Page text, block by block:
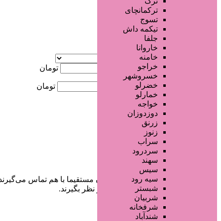
ترکمانچای
تسوج
تیکمه داش
جلفا
خاروانا
خامنه
خراجو
خسروشهر
خضرلو
خمارلو
خواجه
دوزدوزان
زرنق
زنوز
سراب
سردرود
سهند
سیس
سیه رود
شبستر
شربیان
شرفخانه
شندآباد
آگهی ویژه
کمترین قیمت
تومان
بیشترین قیمت تومان
در سایت تبلیغاتی مرکز زیبایی کاربران مستقیما با هم تماس
خودشان جنبه‌های مختلف امنیتی را در نظر بگیرند.